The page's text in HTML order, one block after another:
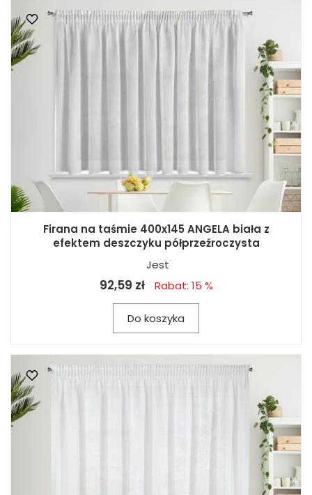
Firana na taśmie 400x145 ANGELA biała z
efektem deszczyku półprzeźroczysta
Jest
92,59 zł Rabat: 15 %
Do koszyka